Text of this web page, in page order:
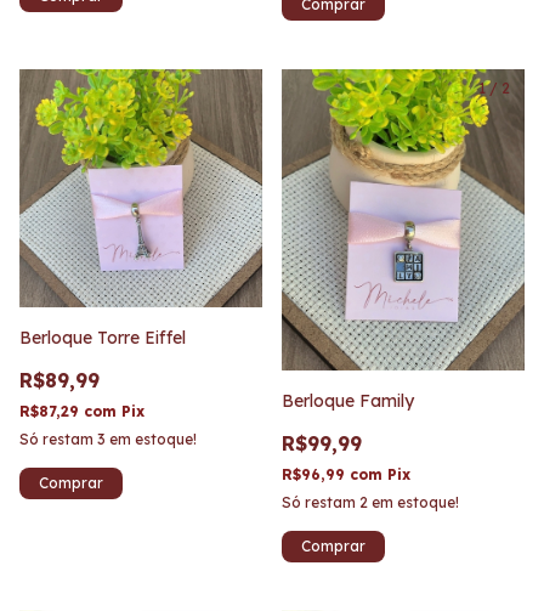
Berloque Torre Eiffel
R$89,99
R$87,29 com Pix
Só restam 3 em estoque!
1/ 2
Berloque Family
R$99,99
R$96,99 com Pix
Só restam 2 em estoque!